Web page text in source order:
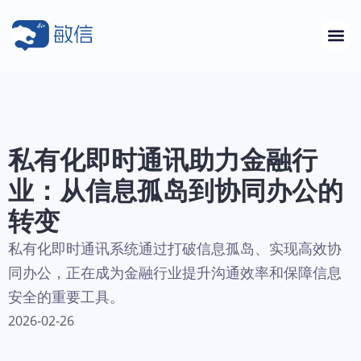
私有化即时通讯助力金融行
业：从信息孤岛到协同办公的
转变
私有化即时通讯系统通过打破信息孤岛、实现高效协
同办公，正在成为金融行业提升沟通效率和保障信息
安全的重要工具。
2026-02-26